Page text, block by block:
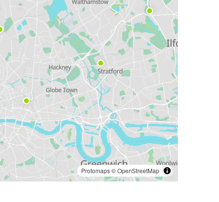
Protomaps©OpenStreetMap